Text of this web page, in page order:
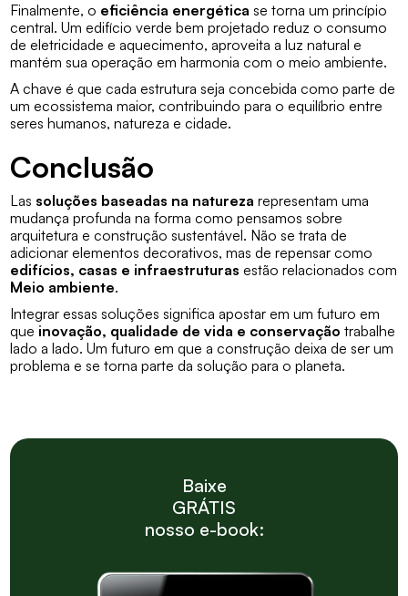
Finalmente, o eficiência energética se torna um princípio
central. Um edifício verde bem projetado reduz o consumo
de eletricidade e aquecimento, aproveita a luz natural e
mantém sua operação em harmonia com o meio ambiente.
A chave é que cada estrutura seja concebida como parte de
um ecossistema maior, contribuindo para o equilíbrio entre
seres humanos, natureza e cidade.
Conclusão
Las soluções baseadas na natureza representam uma
mudança profunda na forma como pensamos sobre
arquitetura e construção sustentável. Não se trata de
adicionar elementos decorativos, mas de repensar como
edifícios, casas e infraestruturas estão relacionados com
Meio ambiente.
Integrar essas soluções significa apostar em um futuro em
que inovação, qualidade de vida e conservação trabalhe
lado a lado. Um futuro em que a construção deixa de ser um
problema e se torna parte da solução para o planeta.
Baixe
GRÁTIS
nosso e-book: